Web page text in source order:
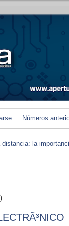
Números
la